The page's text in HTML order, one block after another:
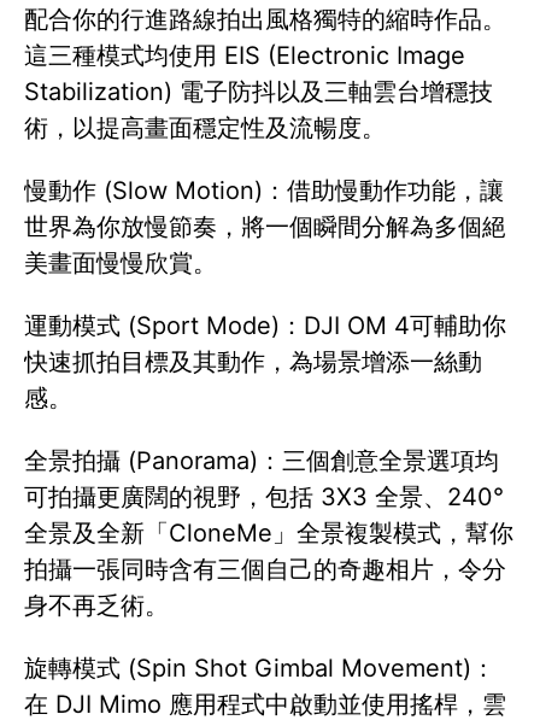
配合你的行進路線拍出風格獨特的縮時作品。
這三種模式均使用 EIS (Electronic Image
Stabilization) 電子防抖以及三軸雲台增穩技
術，以提高畫面穩定性及流暢度。
慢動作 (Slow Motion)：借助慢動作功能，讓
世界為你放慢節奏，將一個瞬間分解為多個絕
美畫面慢慢欣賞。
運動模式 (Sport Mode)：DJI OM 4可輔助你
快速抓拍目標及其動作，為場景增添一絲動
感。
全景拍攝 (Panorama)：三個創意全景選項均
可拍攝更廣闊的視野，包括 3X3 全景、240°
全景及全新「CloneMe」全景複製模式，幫你
拍攝一張同時含有三個自己的奇趣相片，令分
身不再乏術。
旋轉模式 (Spin Shot Gimbal Movement)：
在 DJI Mimo 應用程式中啟動並使用搖桿，雲